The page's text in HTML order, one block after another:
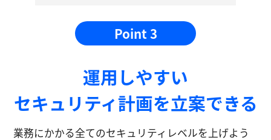
Point 3
運⽤しやすい
セキュリティ計画を⽴案できる
業務にかかる全てのセキュリティレベルを上げよう